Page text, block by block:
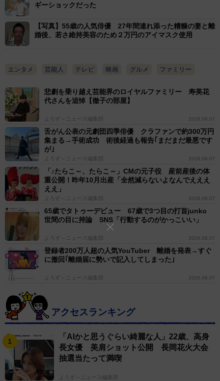
ギーショックだった
【写真】55歳の人気俳優 27年間連れ添った糟糠の妻と離
婚後、若さ維持美容のため２万円のアイマスク使用
エンタメ 芸能人 テレビ 映画 グルメ ファミリー
悲劇を乗り越え芸能界のロイヤルファミリー 寿美花
代さんを追悼【徹子の部屋】
よろず～ニュース編集部 2026.08.07
舌がん公表の元劇団四季俳優 クラファンで約300万円
集まる→手術成功 術後経過も報告｢まだまだ最悪です
が｣
よろず～ニュース編集部 2026.08.07
「♪たらこ～、たらこ～」CMの元子役 産前産後の体
重公開！昨年10月出産「全然減らないよなんでえええ
ええ」
よろず～ニュース編集部 2026.08.07
65歳でタトゥーデビュー 67歳で3つ目の打首junko
世間の目に持論 SNS「行動するのがかっこいい」
よろず～ニュース編集部 2026.08.07
登録者200万人超の人気YouTuber 離婚を発表→すぐ
に撤回｢離婚届に勢いで記入してしまった｣
よろず～ニュース編集部 2026.08.07
アクセスランキング
「AIかと思うぐらい綺麗な人」22歳、高身
長女優 美肩ショット公開 長岡花火大会
抽選当たって満喫
よろず～ニュース編集部